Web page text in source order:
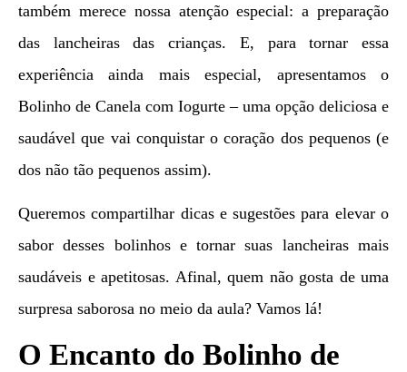
também merece nossa atenção especial: a preparação
das lancheiras das crianças. E, para tornar essa
experiência ainda mais especial, apresentamos o
Bolinho de Canela com Iogurte – uma opção deliciosa e
saudável que vai conquistar o coração dos pequenos (e
dos não tão pequenos assim).
Queremos compartilhar dicas e sugestões para elevar o
sabor desses bolinhos e tornar suas lancheiras mais
saudáveis e apetitosas. Afinal, quem não gosta de uma
surpresa saborosa no meio da aula? Vamos lá!
O Encanto do Bolinho de